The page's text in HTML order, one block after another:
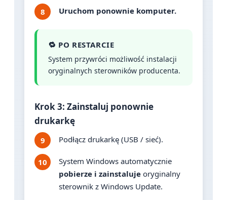
Uruchom ponownie komputer.
🔁 PO RESTARCIE
System przywróci możliwość instalacji
oryginalnych sterowników producenta.
Krok 3: Zainstaluj ponownie
drukarkę
Podłącz drukarkę (USB / sieć).
System Windows automatycznie
pobierze i zainstaluje oryginalny
sterownik z Windows Update.